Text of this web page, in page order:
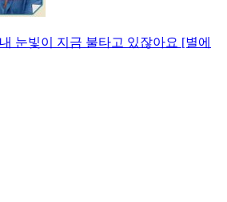
눈빛이 지금 불타고 있잖아요 [별에